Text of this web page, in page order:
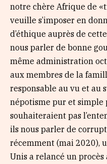
notre chère Afrique de
veuille s’imposer en
d’éthique auprès de
nous parler de bonne
même administration
aux membres de la
responsable au vu et au
népotisme pur et
souhaiteraient pas
ils nous parler de
récemment (mai 2020),
Unis a relancé un